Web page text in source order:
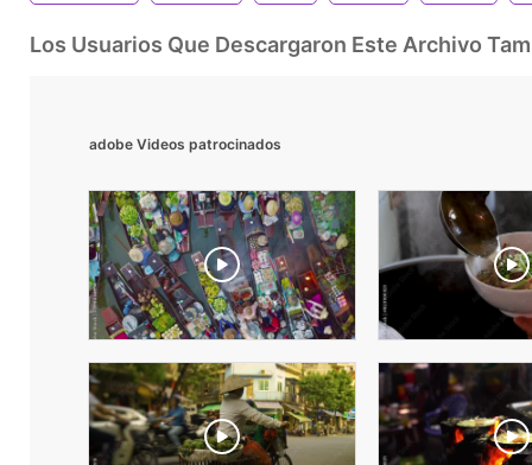
Los Usuarios Que Descargaron Este Archivo
adobe Videos patrocinados